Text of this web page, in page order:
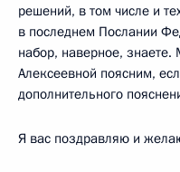
решений, в том числе и
в последнем Послании
набор, наверное, знаете.
Алексеевной поясним,
дополнительного
Я вас поздравляю и